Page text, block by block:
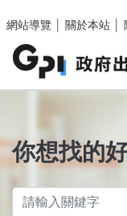
網站導覽
關於本站
你想找的